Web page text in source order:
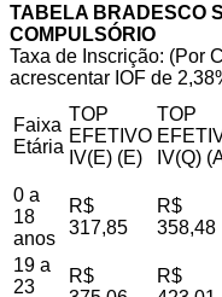
TABELA BRADESCO
COMPULSÓRIO
Taxa de Inscrição: (Por
acrescentar IOF de
Faixa
Etária
TOP
EFETIVO
IV(E) (E)
TOP
IV(Q)
0 a
18
anos
R$
317,85
R$
358,48
19 a
23
R$
R$